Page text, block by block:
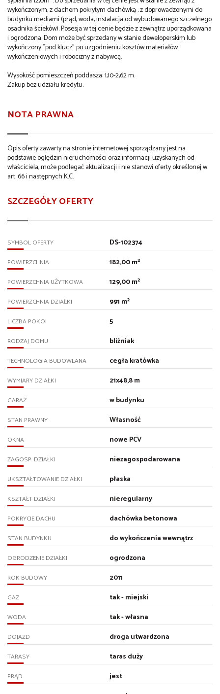
wykończonym, z dachem pokrytym dachówką , z doprowadzonymi do
budynku mediami (prąd, woda, instalacja od wybudowanego szczelnego
osadnika ścieków). Posesja w tej cenie będzie z zewnątrz uporządkowana
i ogrodzona. Dom może być sprzedany w stanie deweloperskim lub
wykończony "pod klucz" po uzgodnieniu kosztów materiałów
wykończeniowych i robocizny z nabywcą.
Wysokość pomieszczeń poddasza: 1,10-2,62 m.
Zakup bez udziału kredytu.
NOTA PRAWNA
Opis oferty zawarty na stronie internetowej sporządzany jest na
podstawie oględzin nieruchomości oraz informacji uzyskanych od
właściciela, może podlegać aktualizacji i nie stanowi oferty określonej w
art. 66 i następnych K.C.
SZCZEGÓŁY OFERTY
SYMBOL OFERTY DS-102374
POWIERZCHNIA 182,00 m²
POWIERZCHNIA UŻYTKOWA 129,00 m²
POWIERZCHNIA DZIAŁKI 991 m²
LICZBA POKOI 5
RODZAJ DOMU bliźniak
TECHNOLOGIA BUDOWLANA cegła kratówka
WYMIARY DZIAŁKI 21x48,8 m
GARAŻ w budynku
STAN PRAWNY Własność
OKNA nowe PCV
ZAGOSP. DZIAŁKI niezagospodarowana
UKSZTAŁTOWANIE DZIAŁKI płaska
KSZTAŁT DZIAŁKI nieregularny
POKRYCIE DACHU dachówka betonowa
STAN BUDYNKU do wykończenia wewnątrz
OGRODZENIE DZIAŁKI ogrodzona
ROK BUDOWY 2011
GAZ tak - miejski
WODA tak - własna
DOJAZD droga utwardzona
TARASY taras duży
PRĄD jest